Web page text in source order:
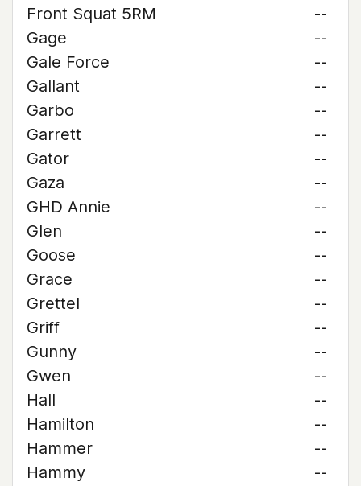
Front Squat 5RM
--
Gage
--
Gale Force
--
Gallant
--
Garbo
--
Garrett
--
Gator
--
Gaza
--
GHD Annie
--
Glen
--
Goose
--
Grace
--
Grettel
--
Griff
--
Gunny
--
Gwen
--
Hall
--
Hamilton
--
Hammer
--
Hammy
--